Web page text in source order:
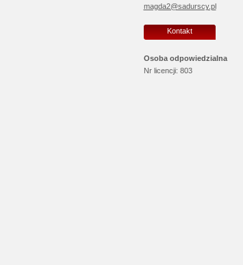
magda2@sadurscy.pl
Kontakt
Osoba odpowiedzialna
Nr licencji: 803